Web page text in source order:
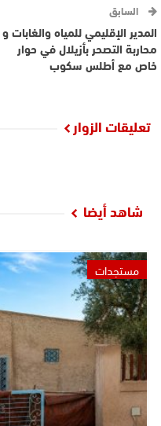
السابق
المدير الإقليمي للمياه والغابات و
محاربة التصحر بأزيلال في حوار
خاص مع أطلس سكوب
تعليقات الزوار
شاهد أيضا
مستجدات